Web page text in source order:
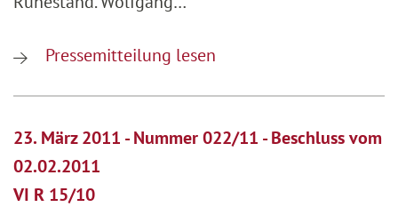
Pressemitteilung lesen
23. März 2011 - Nummer 022/11 - Beschluss vom
02.02.2011
VI R 15/10